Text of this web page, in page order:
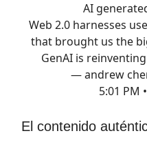
AI
Web 2.0 harnesses
that brought us the
GenAI is
— andrew
5:01 PM
El contenido